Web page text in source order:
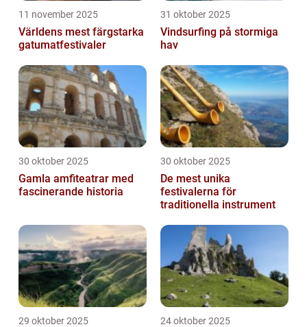
11 november 2025
Världens mest färgstarka
gatumatfestivaler
31 oktober 2025
Vindsurfing på stormiga
hav
30 oktober 2025
Gamla amfiteatrar med
fascinerande historia
30 oktober 2025
De mest unika
festivalerna för
traditionella instrument
29 oktober 2025 24 oktober 2025